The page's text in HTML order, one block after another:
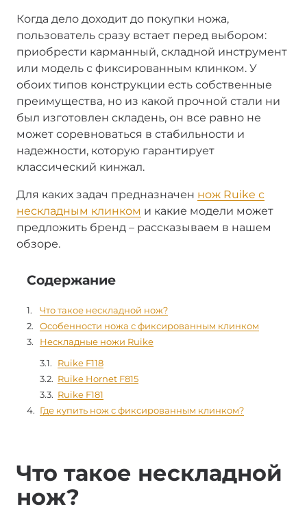
Когда дело доходит до покупки ножа,
пользователь сразу встает перед выбором:
приобрести карманный, складной инструмент
или модель с фиксированным клинком. У
обоих типов конструкции есть собственные
преимущества, но из какой прочной стали ни
был изготовлен складень, он все равно не
может соревноваться в стабильности и
надежности, которую гарантирует
классический кинжал.
Для каких задач предназначен нож Ruike с
нескладным клинком и какие модели может
предложить бренд – рассказываем в нашем
обзоре.
Содержание
Что такое нескладной нож?
Особенности ножа с фиксированным клинком
Нескладные ножи Ruike
Ruike F118
Ruike Hornet F815
Ruike F181
Где купить нож с фиксированным клинком?
Что такое нескладной
нож?